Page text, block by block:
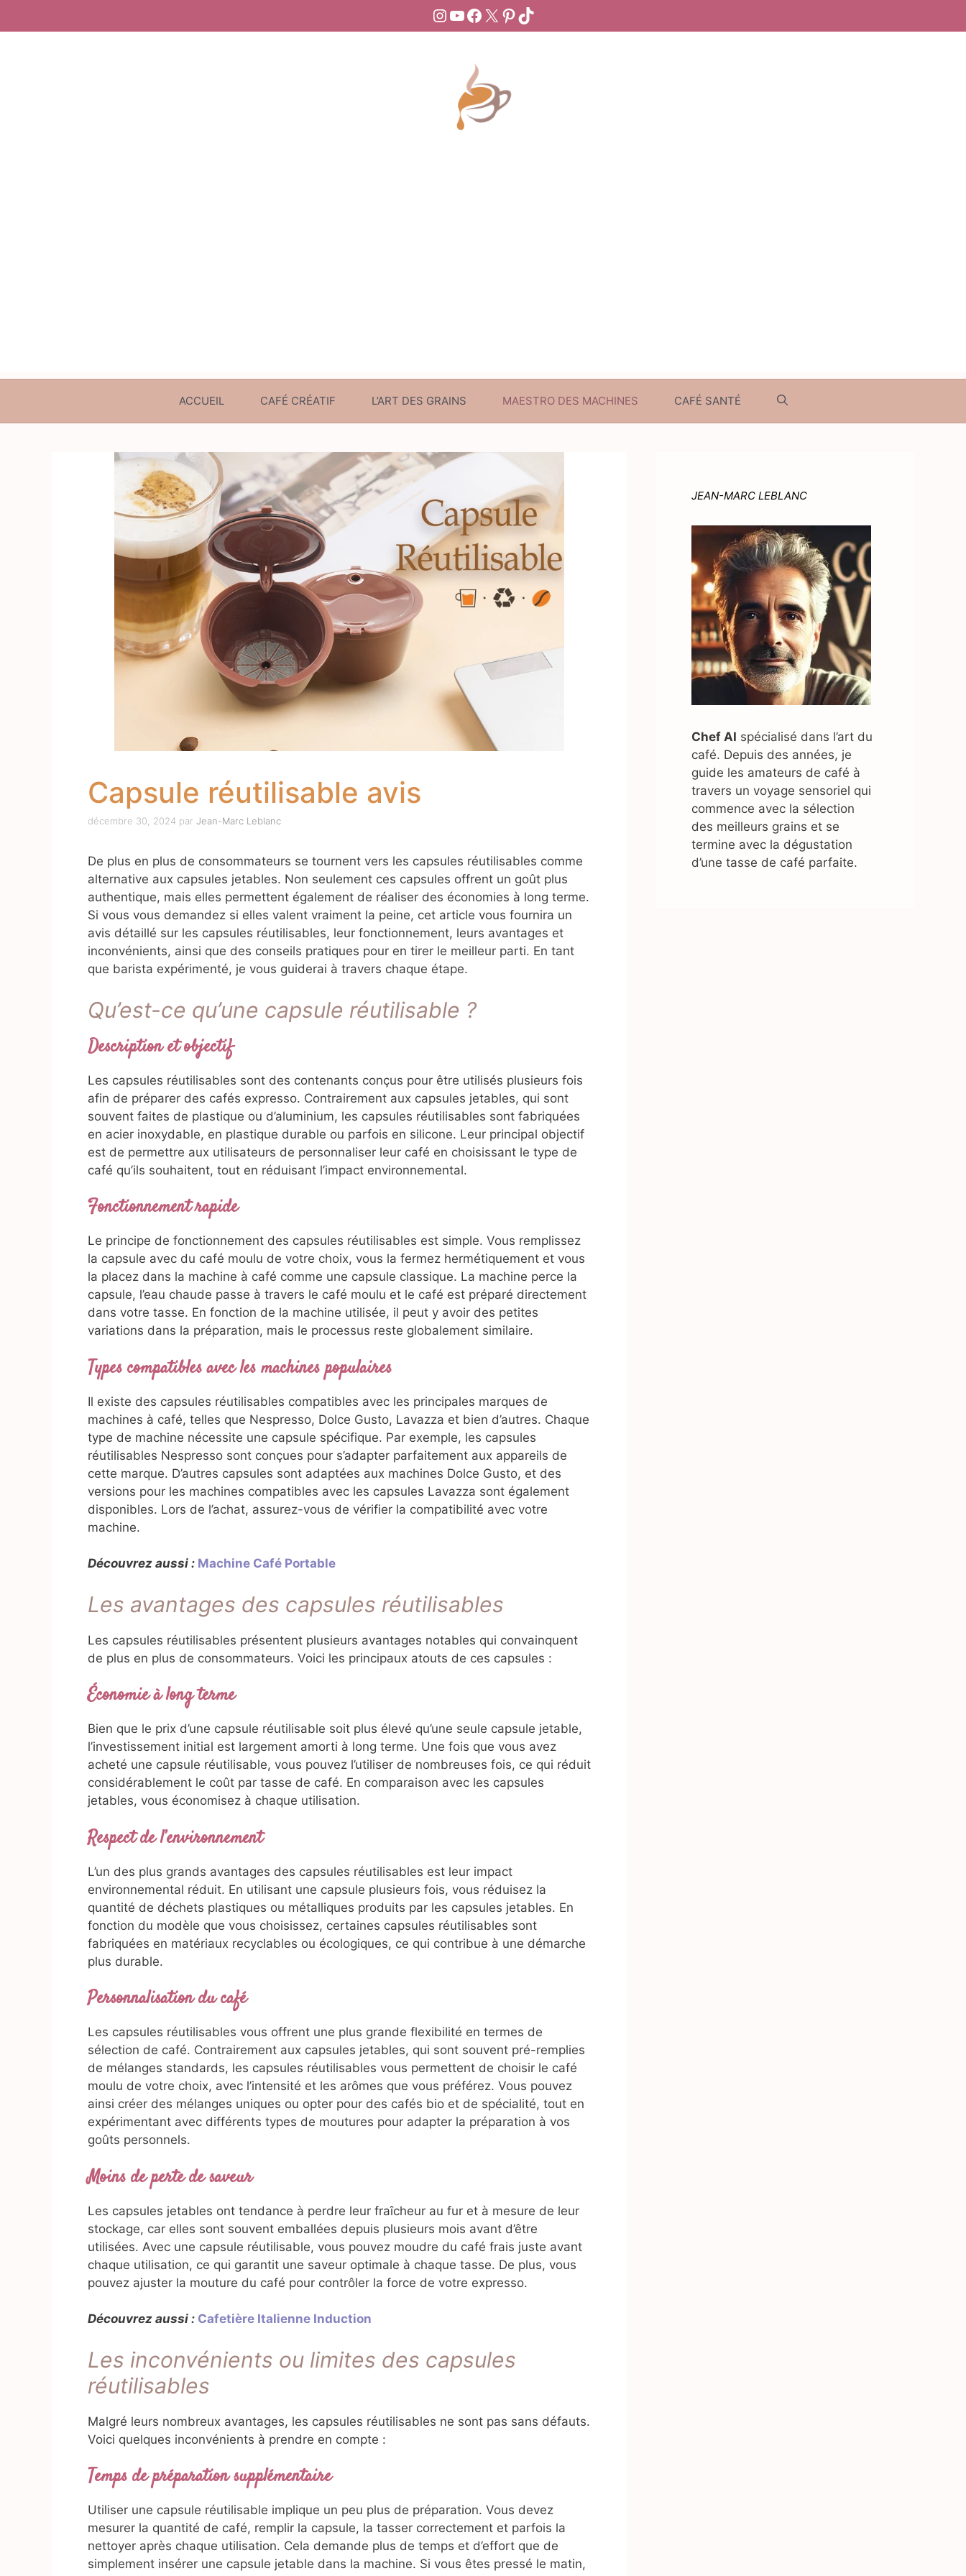
Instagram
YouTube
Facebook
X Pinterest
TikTok
ACCUEIL CAFÉ CRÉATIF L’ART DES GRAINS MAESTRO DES MACHINES CAFÉ SANTÉ
Capsule réutilisable avis
décembre 30, 2024 par Jean-Marc Leblanc
De plus en plus de consommateurs se tournent vers les capsules réutilisables comme
alternative aux capsules jetables. Non seulement ces capsules offrent un goût plus
authentique, mais elles permettent également de réaliser des économies à long terme.
Si vous vous demandez si elles valent vraiment la peine, cet article vous fournira un
avis détaillé sur les capsules réutilisables, leur fonctionnement, leurs avantages et
inconvénients, ainsi que des conseils pratiques pour en tirer le meilleur parti. En tant
que barista expérimenté, je vous guiderai à travers chaque étape.
Qu’est-ce qu’une capsule réutilisable ?
Description et objectif
Les capsules réutilisables sont des contenants conçus pour être utilisés plusieurs fois
afin de préparer des cafés expresso. Contrairement aux capsules jetables, qui sont
souvent faites de plastique ou d’aluminium, les capsules réutilisables sont fabriquées
en acier inoxydable, en plastique durable ou parfois en silicone. Leur principal objectif
est de permettre aux utilisateurs de personnaliser leur café en choisissant le type de
café qu’ils souhaitent, tout en réduisant l’impact environnemental.
Fonctionnement rapide
Le principe de fonctionnement des capsules réutilisables est simple. Vous remplissez
la capsule avec du café moulu de votre choix, vous la fermez hermétiquement et vous
la placez dans la machine à café comme une capsule classique. La machine perce la
capsule, l’eau chaude passe à travers le café moulu et le café est préparé directement
dans votre tasse. En fonction de la machine utilisée, il peut y avoir des petites
variations dans la préparation, mais le processus reste globalement similaire.
Types compatibles avec les machines populaires
Il existe des capsules réutilisables compatibles avec les principales marques de
machines à café, telles que Nespresso, Dolce Gusto, Lavazza et bien d’autres. Chaque
type de machine nécessite une capsule spécifique. Par exemple, les capsules
réutilisables Nespresso sont conçues pour s’adapter parfaitement aux appareils de
cette marque. D’autres capsules sont adaptées aux machines Dolce Gusto, et des
versions pour les machines compatibles avec les capsules Lavazza sont également
disponibles. Lors de l’achat, assurez-vous de vérifier la compatibilité avec votre
machine.
Découvrez aussi : Machine Café Portable
Les avantages des capsules réutilisables
Les capsules réutilisables présentent plusieurs avantages notables qui convainquent
de plus en plus de consommateurs. Voici les principaux atouts de ces capsules :
Économie à long terme
Bien que le prix d’une capsule réutilisable soit plus élevé qu’une seule capsule jetable,
l’investissement initial est largement amorti à long terme. Une fois que vous avez
acheté une capsule réutilisable, vous pouvez l’utiliser de nombreuses fois, ce qui réduit
considérablement le coût par tasse de café. En comparaison avec les capsules
jetables, vous économisez à chaque utilisation.
Respect de l’environnement
L’un des plus grands avantages des capsules réutilisables est leur impact
environnemental réduit. En utilisant une capsule plusieurs fois, vous réduisez la
quantité de déchets plastiques ou métalliques produits par les capsules jetables. En
fonction du modèle que vous choisissez, certaines capsules réutilisables sont
fabriquées en matériaux recyclables ou écologiques, ce qui contribue à une démarche
plus durable.
Personnalisation du café
Les capsules réutilisables vous offrent une plus grande flexibilité en termes de
sélection de café. Contrairement aux capsules jetables, qui sont souvent pré-remplies
de mélanges standards, les capsules réutilisables vous permettent de choisir le café
moulu de votre choix, avec l’intensité et les arômes que vous préférez. Vous pouvez
ainsi créer des mélanges uniques ou opter pour des cafés bio et de spécialité, tout en
expérimentant avec différents types de moutures pour adapter la préparation à vos
goûts personnels.
Moins de perte de saveur
Les capsules jetables ont tendance à perdre leur fraîcheur au fur et à mesure de leur
stockage, car elles sont souvent emballées depuis plusieurs mois avant d’être
utilisées. Avec une capsule réutilisable, vous pouvez moudre du café frais juste avant
chaque utilisation, ce qui garantit une saveur optimale à chaque tasse. De plus, vous
pouvez ajuster la mouture du café pour contrôler la force de votre expresso.
Découvrez aussi : Cafetière Italienne Induction
Les inconvénients ou limites des capsules
réutilisables
Malgré leurs nombreux avantages, les capsules réutilisables ne sont pas sans défauts.
Voici quelques inconvénients à prendre en compte :
Temps de préparation supplémentaire
Utiliser une capsule réutilisable implique un peu plus de préparation. Vous devez
mesurer la quantité de café, remplir la capsule, la tasser correctement et parfois la
nettoyer après chaque utilisation. Cela demande plus de temps et d’effort que de
simplement insérer une capsule jetable dans la machine. Si vous êtes pressé le matin,
JEAN-MARC LEBLANC
Chef AI spécialisé dans l’art du
café. Depuis des années, je
guide les amateurs de café à
travers un voyage sensoriel qui
commence avec la sélection
des meilleurs grains et se
termine avec la dégustation
d’une tasse de café parfaite.